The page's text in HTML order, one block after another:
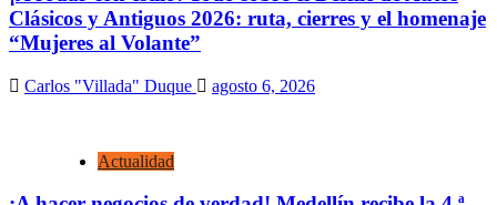
Clásicos y Antiguos 2026: ruta, cierres y el homenaje
“Mujeres al Volante”
Carlos "Villada" Duque agosto 6, 2026
Actualidad